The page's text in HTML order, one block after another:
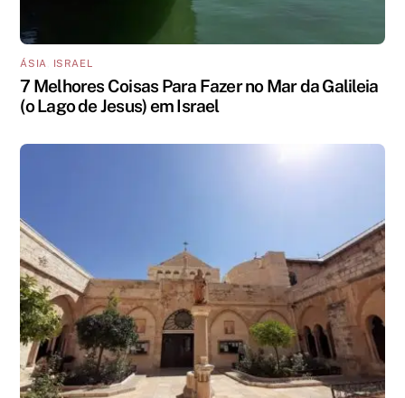
ÁSIA ISRAEL
7 Melhores Coisas Para Fazer no Mar da Galileia
(o Lago de Jesus) em Israel